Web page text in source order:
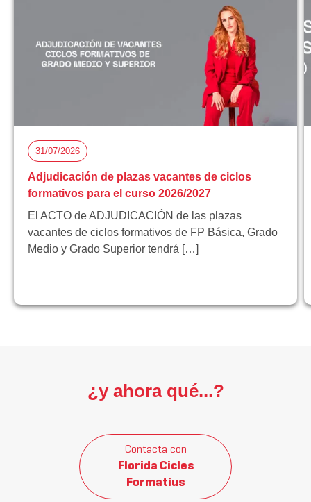
31/07/2026
Adjudicación de plazas vacantes de ciclos
formativos para el curso 2026/2027
El ACTO de ADJUDICACIÓN de las plazas
vacantes de ciclos formativos de FP Básica, Grado
Medio y Grado Superior tendrá […]
¿y ahora qué...?
Contacta con
Florida Cicles
Formatius